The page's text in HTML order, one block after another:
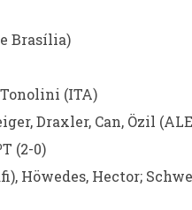
Brasília)
(ITA)
Draxler, Can, Özil
(2-0)
Höwedes, Hector;